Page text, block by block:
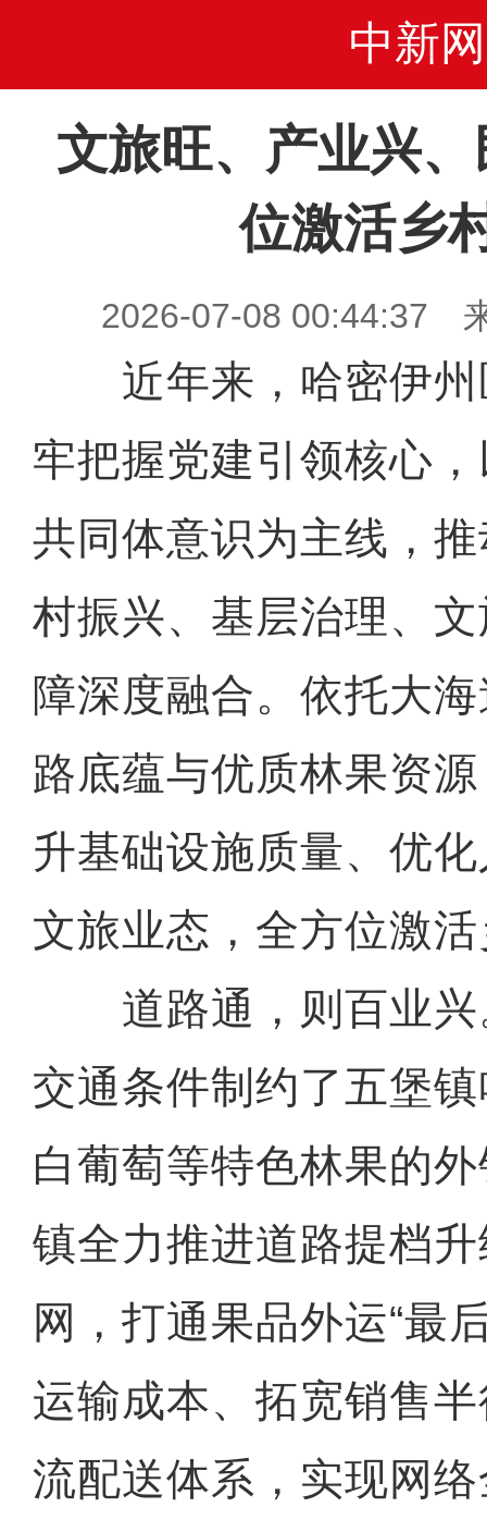
中新网
文旅旺、产业兴
位激活乡
2026-07-08 00:44:37
近年来，哈密伊州
牢把握党建引领核心
共同体意识为主线，
村振兴、基层治理、
障深度融合。依托大
路底蕴与优质林果资
升基础设施质量、优
文旅业态，全方位激
道路通，则百业兴
交通条件制约了五堡
白葡萄等特色林果的
镇全力推进道路提档
网，打通果品外运“最
运输成本、拓宽销售
流配送体系，实现网